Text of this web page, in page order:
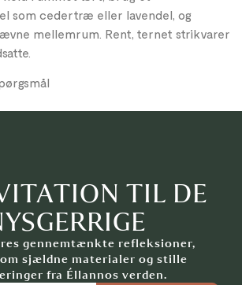
som cedertræ eller lavendel, og
mellemrum. Rent, ternet strikvarer
TIL DE
gennemtænkte refleksioner,
sjældne materialer og stille
fra Éllannos verden.